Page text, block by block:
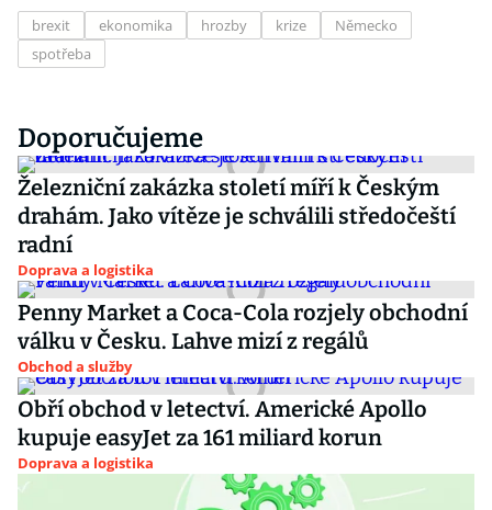
brexit ekonomika hrozby krize
Německo
spotřeba
Doporučujeme
Železniční zakázka století míří k Českým
drahám. Jako vítěze je schválili středočeští
radní
Doprava a logistika
Penny Market a Coca-Cola rozjely obchodní
válku v Česku. Lahve mizí z regálů
Obchod a služby
Obří obchod v letectví. Americké Apollo
kupuje easyJet za 161 miliard korun
Doprava a logistika